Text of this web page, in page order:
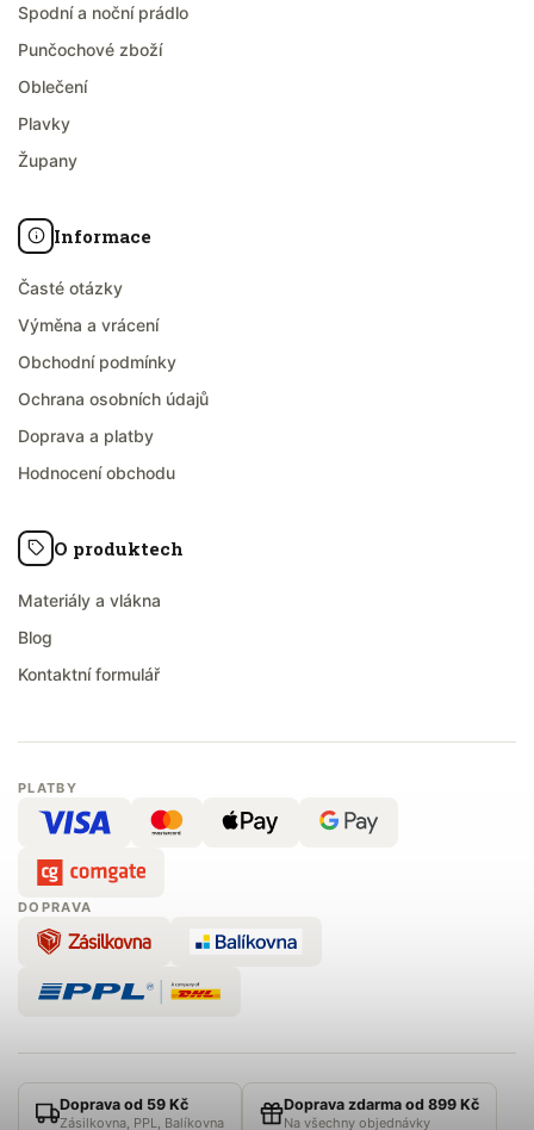
Spodní a noční prádlo
Punčochové zboží
Oblečení
Plavky
Župany
Informace
Časté otázky
Výměna a vrácení
Obchodní podmínky
Ochrana osobních údajů
Doprava a platby
Hodnocení obchodu
O produktech
Materiály a vlákna
Blog
Kontaktní formulář
PLATBY
DOPRAVA
Doprava od 59 Kč
Zásilkovna, PPL, Balíkovna
Doprava zdarma od 899 Kč
Na všechny objednávky